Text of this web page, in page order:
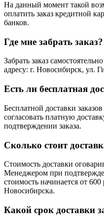
На данный момент такой
оплатить заказ кредитной
банков.
Где мне забрать заказ?
Забрать заказ
адресу: г. Новосибирск, ул.
Есть ли бесплатная
Бесплатной доставки
согласовать платную
подтверждении заказа.
Сколько стоит
Стоимость доставки
Менеджером при
стоимость начинается от
Новосибирска.
Какой срок доставки